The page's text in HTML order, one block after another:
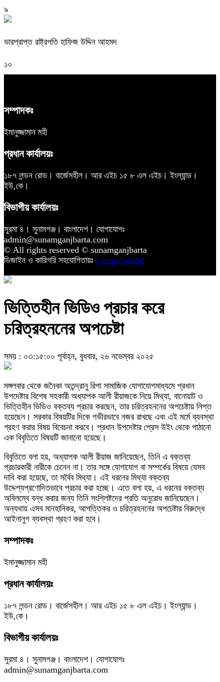
৯
ভারপ্রাপ্ত রাষ্ট্রপতি হাফিজ উদ্দিন আহমদ
১০
সম্পাদকঃ
ইমানুজ্জামান মহী
প্রধান কার্যালয়ঃ
১৮৭ লন্ডন রোড। বার্জেসহীল। আর এইচ ১৫ ৮ এল এইচ। ইংল্যান্ড।
ইউ,কে।
বিভাগীয় কার্যালয়ঃ
সুরমা ৪। সুনামগঞ্জ। বাংলাদেশ। যোগাযোগঃ
admin@sunamganjbarta.com
© All rights reserved © sunamganjbarta
ডিজাইন ও কারিগরি সহযোগিতায়ঃ InspireSoftbd
ভিত্তিহীন ভিডিও প্রচার করে
চরিত্রহননের অপচেষ্টা
সময় : ০৩:১৫:০০ পূর্বাহ্ন, বুধবার, ২৬ নভেম্বর ২০২৫
মঙ্গলবার থেকে জনৈকা অতন্দ্রানু রিপা সামাজিক যোগাযোগমাধ্যমে প্রধান
উপদেষ্টার বিশেষ সহকারী অধ্যাপক আলী রীয়াজকে নিয়ে মিথ্যা, বানোয়াট ও
ভিত্তিহীন ভিডিও বক্তব্য প্রচার করছেন, তার চরিত্রহননের অপচেষ্টায় লিপ্ত
হয়েছেন। সরকার বিষয়টির দিকে গভীরভাবে নজর রাখছে এবং এই মর্মে ব্যবস্থা
গ্রহণ করার বিষয় বিবেচনা করবে। প্রধান উপদেষ্টার প্রেস উইং থেকে পাঠানো
এক বিবৃতিতে বিষয়টি জানানো হয়েছে।
বিবৃতিতে বলা হয়, অধ্যাপক আলী রীয়াজ জানিয়েছেন, তিনি এ বক্তব্য
প্রচারকারী নারীকে চেনেন না। তার সঙ্গে যোগাযোগ বা সম্পর্কের বিষয়ে যেসব
দাবি করা হয়েছে, তা সর্বৈব মিথ্যা। এই ধরনের মিথ্যা বক্তব্য
উদ্দেশ্যপ্রণোদিতভাবে প্রচার করা হচ্ছে। এতে বলা হয়, এ ধরনের বক্তব্য
অবিলম্বে বন্ধ করার জন্য তিনি সংশ্লিষ্টদের প্রতি অনুরোধ জানিয়েছেন।
অন্যথায় এসব মানহানিকর, আপত্তিকর ও চরিত্রহননের অপচেষ্টার বিরুদ্ধে
আইনানুগ ব্যবস্থা গ্রহণ করা হবে।
সম্পাদকঃ
ইমানুজ্জামান মহী
প্রধান কার্যালয়ঃ
১৮৭ লন্ডন রোড। বার্জেসহীল। আর এইচ ১৫ ৮ এল এইচ। ইংল্যান্ড।
ইউ,কে।
বিভাগীয় কার্যালয়ঃ
সুরমা ৪। সুনামগঞ্জ। বাংলাদেশ। যোগাযোগঃ
admin@sunamganjbarta.com